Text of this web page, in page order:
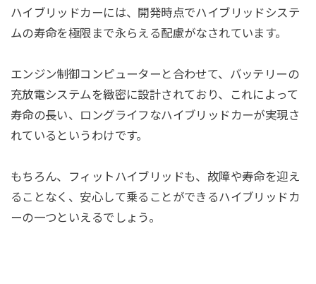
ハイブリッドカーには、開発時点でハイブリッドシステ
ムの寿命を極限まで永らえる配慮がなされています。
エンジン制御コンピューターと合わせて、バッテリーの
充放電システムを緻密に設計されており、これによって
寿命の長い、ロングライフなハイブリッドカーが実現さ
れているというわけです。
もちろん、フィットハイブリッドも、故障や寿命を迎え
ることなく、安心して乗ることができるハイブリッドカ
ーの一つといえるでしょう。